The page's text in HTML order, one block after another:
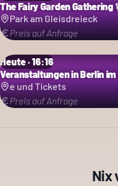
The Fairy Garden Gathering
Park am Gleisdreieck
Preis auf Anfrage
Heute · 16:16
Veranstaltungen in Berlin
e und Tickets
Preis auf Anfrage
Nix